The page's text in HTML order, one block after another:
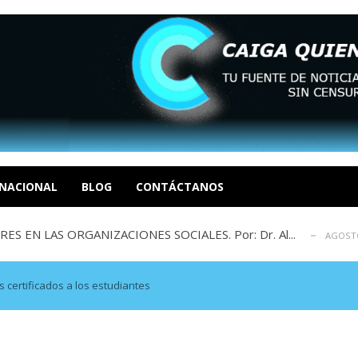
BLOG CONTÁCTANOS
costo del colapso eléctrico en... AGOSTO 7, 2026
Por Dayana Cristina Duzoglou L. AGOSTO 6, 2026
apagones y promesas incumplidas...
EN LAS ORGANIZACIONES SOCIALES. Por: Dr. Al...
en la política: distinc... AGOSTO 7, 2026
costo del colapso eléctrico en... AGOSTO 7, 2026
Por Dayana Cristina Duzoglou L.
apagones y promesas incumplidas... AGOSTO 6, 2026
certificados a los estudiantes